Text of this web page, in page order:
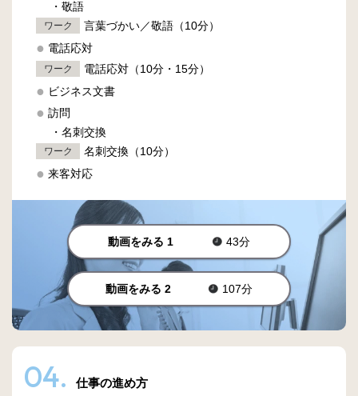
・敬語
ワーク
言葉づかい／敬語（10分）
電話応対
ワーク
電話応対（10分・15分）
ビジネス文書
訪問
・名刺交換
ワーク
名刺交換（10分）
来客対応
動画をみる 1 43分
動画をみる 2 107分
04. 仕事の進め方